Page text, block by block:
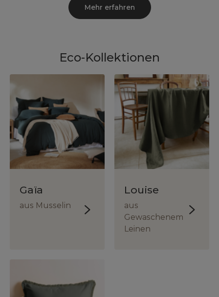
Mehr erfahren
Eco-Kollektionen
Gaïa
aus Musselin
Louise
aus
Gewaschenem
Leinen